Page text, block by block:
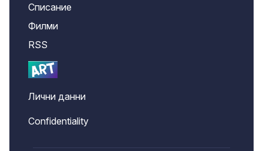
Списание
Филми
RSS
Лични данни
Confidentiality